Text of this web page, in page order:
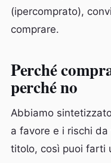
(ipercomprato),
comprare.
Perché
perché no
Abbiamo
a favore e i rischi
titolo, così puoi farti